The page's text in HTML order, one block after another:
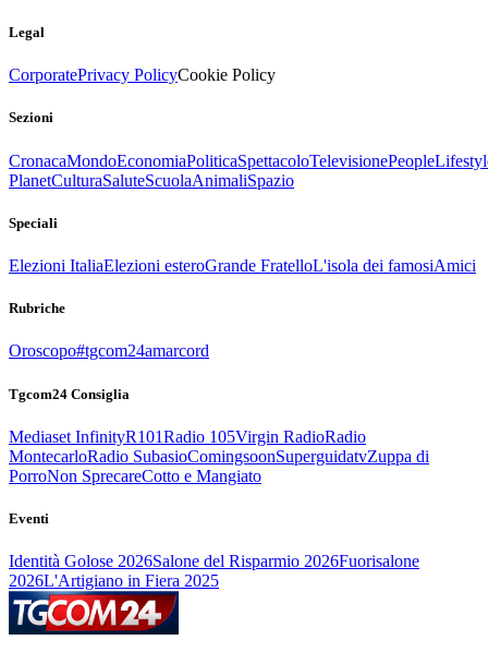
Legal
CorporatePrivacy PolicyCookie Policy
Sezioni
CronacaMondoEconomiaPoliticaSpettacoloTelevisionePeople
PlanetCulturaSaluteScuolaAnimaliSpazio
Speciali
Elezioni ItaliaElezioni esteroGrande FratelloL'isola dei famosiAmici
Rubriche
Oroscopo#tgcom24amarcord
Tgcom24 Consiglia
Mediaset InfinityR101Radio 105Virgin RadioRadio
MontecarloRadio SubasioComingsoonSuperguidatvZuppa di
PorroNon SprecareCotto e Mangiato
Eventi
Identità Golose 2026Salone del Risparmio 2026Fuorisalone
2026L'Artigiano in Fiera 2025